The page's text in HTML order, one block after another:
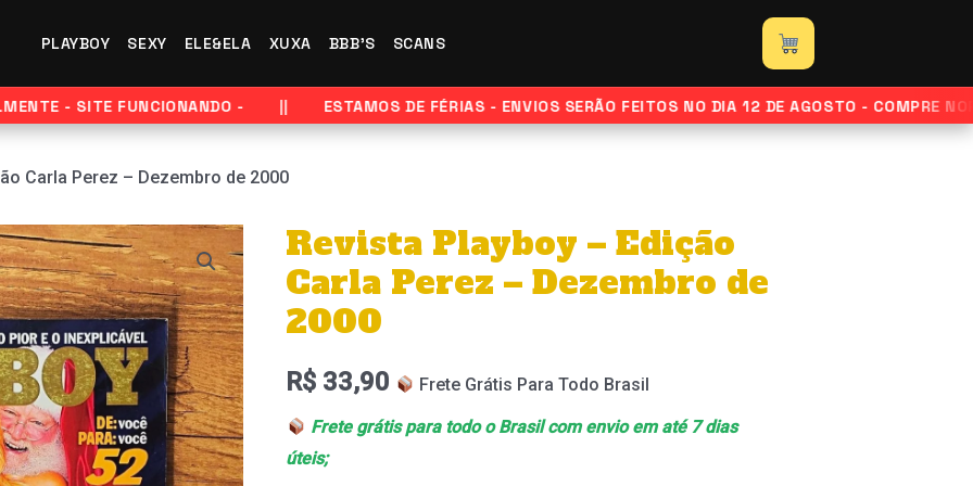
PLAYBOY SEXY ELE&ELA XUXA BBB'S SCANS
- SITE FUNCIONANDO - ESTAMOS DE FÉRIAS - ENVIOS SERÃO FEITOS NO DIA 12 DE AGOSTO - COMPRE
Carla Perez – Dezembro de 2000
Revista Playboy – Edição
Carla Perez – Dezembro de
2000
R$ 33,90 Frete Grátis Para Todo Brasil
Frete grátis para todo o Brasil com envio em até 7 dias
úteis;
Revista
Playboy
Edição
Carla
Perez
–
Dezembro
Perez
–
quantidade